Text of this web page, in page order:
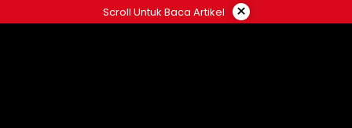
ke
Scroll Untuk Baca Artikel ×